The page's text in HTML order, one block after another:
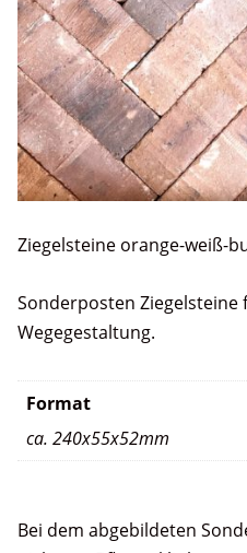
Ziegelsteine orange-weiß-
Sonderposten Ziegelsteine
Wegegestaltung.
Format
ca. 240x55x52mm
Bei dem abgebildeten